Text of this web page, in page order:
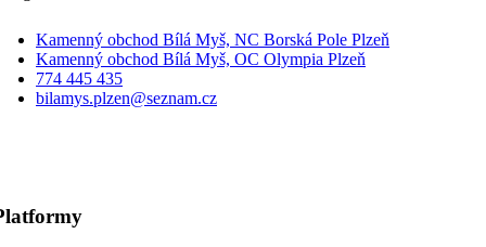
Kamenný obchod Bílá Myš, NC Borská Pole Plzeň
Kamenný obchod Bílá Myš, OC Olympia Plzeň
774 445 435
bilamys.plzen@seznam.cz